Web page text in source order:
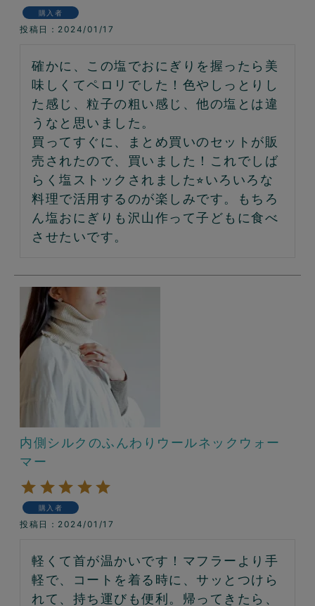
購入者
投稿日 2024/01/17
確かに、この塩でおにぎりを握ったら美
味しくてペロリでした！色やしっとりし
た感じ、粒子の粗い感じ、他の塩とは違
うなと思いました。
買ってすぐに、まとめ買いのセットが販
売されたので、買いました！これでしば
らく塩ストックされました⭐︎いろいろな
料理で活用するのが楽しみです。もちろ
ん塩おにぎりも沢山作って子どもに食べ
させたいです。
内側シルクのふんわりウールネックウォー
マー
購入者
投稿日 2024/01/17
軽くて首が温かいです！マフラーより手
軽で、コートを着る時に、サッとつけら
れて、持ち運びも便利。帰ってきたら、